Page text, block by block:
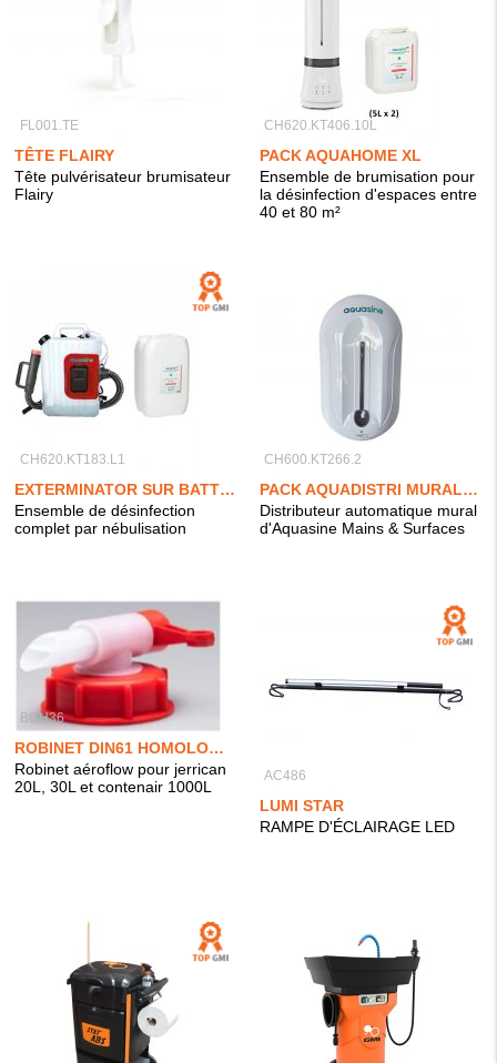
FL001.TE
TÊTE FLAIRY
Tête pulvérisateur brumisateur
Flairy
CH620.KT406.10L
PACK AQUAHOME XL
Ensemble de brumisation pour
la désinfection d'espaces entre
40 et 80 m²
CH620.KT183.L1
EXTERMINATOR SUR BATTERIE + 20L AQUASINE PRO
Ensemble de désinfection
complet par nébulisation
CH600.KT266.2
PACK AQUADISTRI MURAL + AQUASINE MAINS & SURFACES 2L
Distributeur automatique mural
d'Aquasine Mains & Surfaces
BCH36
ROBINET DIN61 HOMOLOGUÉ UN
Robinet aéroflow pour jerrican
20L, 30L et contenair 1000L
AC486
LUMI STAR
RAMPE D'ÉCLAIRAGE LED